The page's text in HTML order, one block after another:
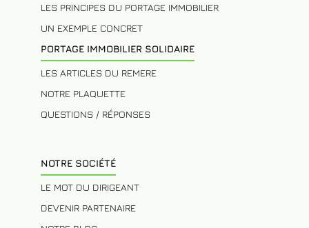
LES PRINCIPES DU PORTAGE IMMOBILIER
UN EXEMPLE CONCRET
PORTAGE IMMOBILIER SOLIDAIRE
LES ARTICLES DU REMERE
NOTRE PLAQUETTE
QUESTIONS / RÉPONSES
NOTRE SOCIÉTÉ
LE MOT DU DIRIGEANT
DEVENIR PARTENAIRE